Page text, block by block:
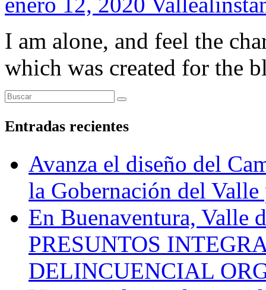
I am alone, and feel the
which was created for the
Entradas recientes
Avanza el diseño del
la Gobernación del
En Buenaventura, Valle
PRESUNTOS
DELINCUENCIAL